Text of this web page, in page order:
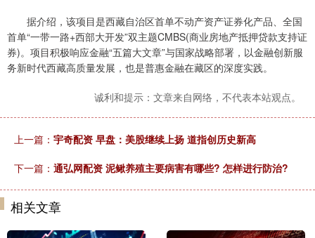
据介绍，该项目是西藏自治区首单不动产资产证券化产品、全国
首单“一带一路+西部大开发”双主题CMBS(商业房地产抵押贷款支持证
券)。项目积极响应金融“五篇大文章”与国家战略部署，以金融创新服
务新时代西藏高质量发展，也是普惠金融在藏区的深度实践。
诚利和提示：文章来自网络，不代表本站观点。
上一篇： 宇奇配资 早盘：美股继续上扬 道指创历史新高
下一篇： 通弘网配资 泥鳅养殖主要病害有哪些? 怎样进行防治?
相关文章